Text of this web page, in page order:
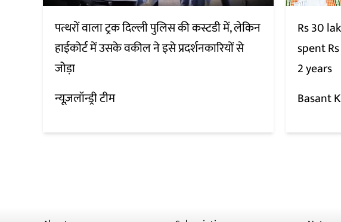
पत्थरों वाला ट्रक दिल्ली पुलिस की कस्टडी में, लेकिन
हाईकोर्ट में उसके वकील ने इसे प्रदर्शनकारियों से
जोड़ा
न्यूज़लॉन्ड्री टीम
Rs 30
spent
2 years
Basant